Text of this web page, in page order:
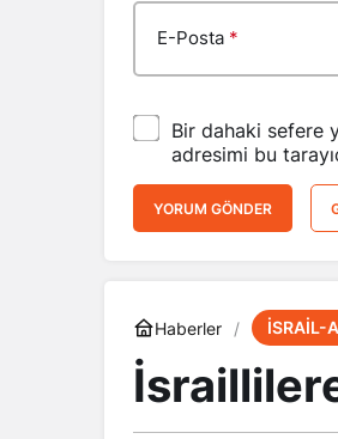
E-Posta *
Bir dahaki sefere
adresimi bu
YORUM GÖNDER
Haberler İSRAİL-